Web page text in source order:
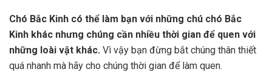
Chó Bắc Kinh có thể làm bạn với những chú chó Bắc
Kinh khác nhưng chúng cần nhiều thời gian để quen với
những loài vật khác. Vì vậy bạn đừng bắt chúng thân thiết
quá nhanh mà hãy cho chúng thời gian để làm quen.